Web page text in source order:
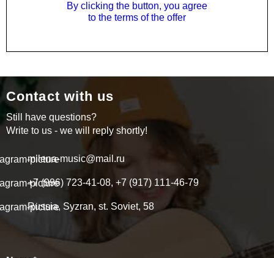
By clicking the button, you agree
to the terms of the offer
Contact with us
Still have questions?
Write to us - we will reply shortly!
milena-music@mail.ru
+7 (996) 723-41-08, +7 (917) 111-46-79
Russia, Syzran, st. Soviet, 58